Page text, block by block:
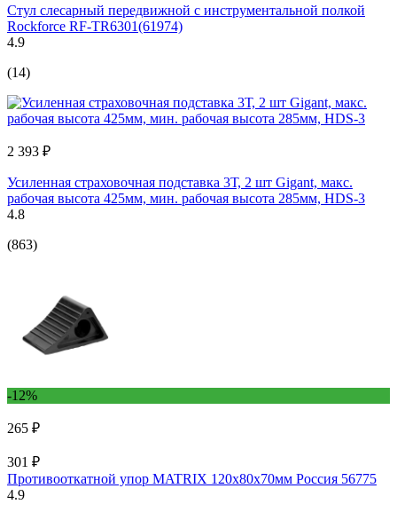
Стул слесарный передвижной с инструментальной полкой
Rockforce RF-TR6301(61974)
4.9
(14)
2 393 ₽
Усиленная страховочная подставка 3Т, 2 шт Gigant, макс.
рабочая высота 425мм, мин. рабочая высота 285мм, HDS-3
4.8
(863)
-12%
265 ₽
301 ₽
Противооткатной упор MATRIX 120х80х70мм Россия 56775
4.9